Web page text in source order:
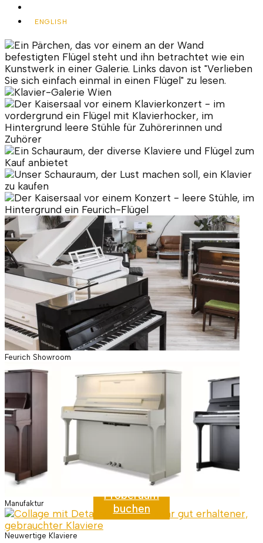
ENGLISH
Feurich Showroom
Manufaktur
Neuwertige Klaviere
Proberaum
buchen